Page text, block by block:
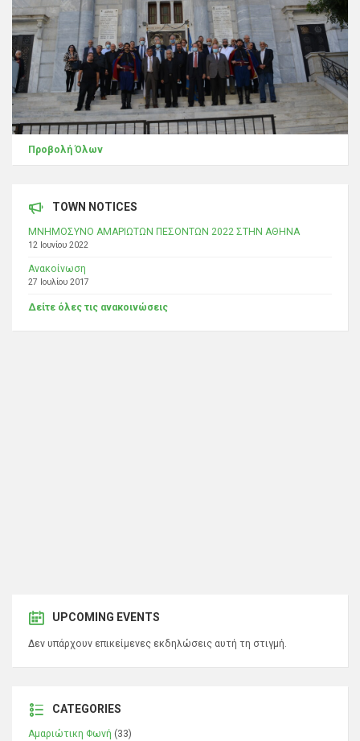
Προβολή Όλων
TOWN NOTICES
ΜΝΗΜΟΣΥΝΟ ΑΜΑΡΙΩΤΩΝ ΠΕΣΟΝΤΩΝ 2022 ΣΤΗΝ ΑΘΗΝΑ
12 Ιουνίου 2022
Ανακοίνωση
27 Ιουλίου 2017
Δείτε όλες τις ανακοινώσεις
UPCOMING EVENTS
Δεν υπάρχουν επικείμενες εκδηλώσεις αυτή τη στιγμή.
CATEGORIES
Αμαριώτικη Φωνή (33)